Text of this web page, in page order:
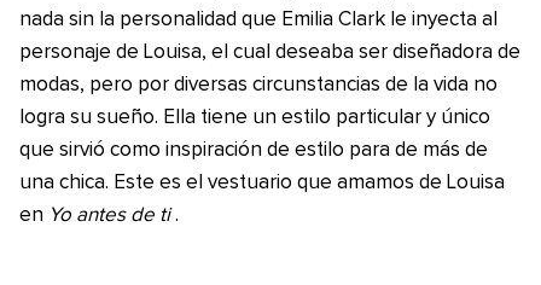
nada sin la personalidad que Emilia Clark le inyecta al
personaje de Louisa, el cual deseaba ser diseñadora de
modas, pero por diversas circunstancias de la vida no
logra su sueño. Ella tiene un estilo particular y único
que sirvió como inspiración de estilo para de más de
una chica. Este es el vestuario que amamos de Louisa
en Yo antes de ti .